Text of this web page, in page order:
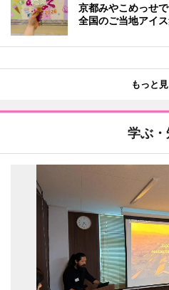
京都みやこめっせ
全国のご当地アイ
もっと
学ぶ・